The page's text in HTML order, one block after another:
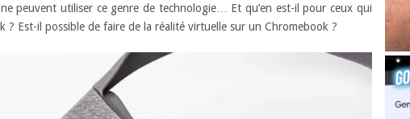
peuvent utiliser ce genre de technologie… Et qu’en est-il pour ceux qui
? Est-il possible de faire de la réalité virtuelle sur un Chromebook ?